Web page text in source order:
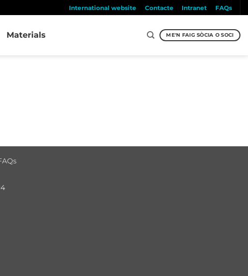
International website Contacte Intranet FAQs
Materials ME'N FAIG SÒCIA O SOCI